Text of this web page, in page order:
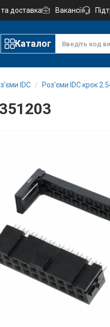
доставка Вакансії
Каталог
IDC Роз'єми IDC крок